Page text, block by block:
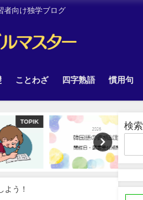
者向け独学ブログ
ことわざ 四字熟語 慣用句
Other
よう！
検索